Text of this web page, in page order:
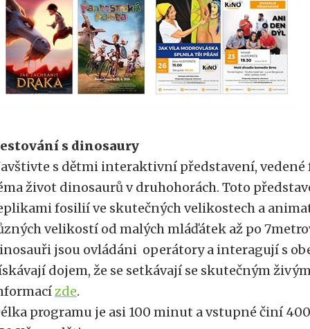
s dinosaury
s dětmi interaktivní představení,
život dinosaurů v druhohorách. Toto
fosilií ve skutečných velikostech a
velikostí od malých mláďátek až po
jsou ovládáni operátory a interagují s
dojem, že se setkávají se skutečným
zde.
programu je asi 100 minut a vstupné činí